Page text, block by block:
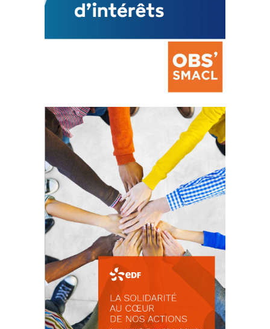
La prévention des conflits
d’intérêts
18 septembre 2023
FEUILLETER